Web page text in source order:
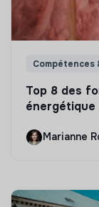
Compétences
Top 8 des
Marianne